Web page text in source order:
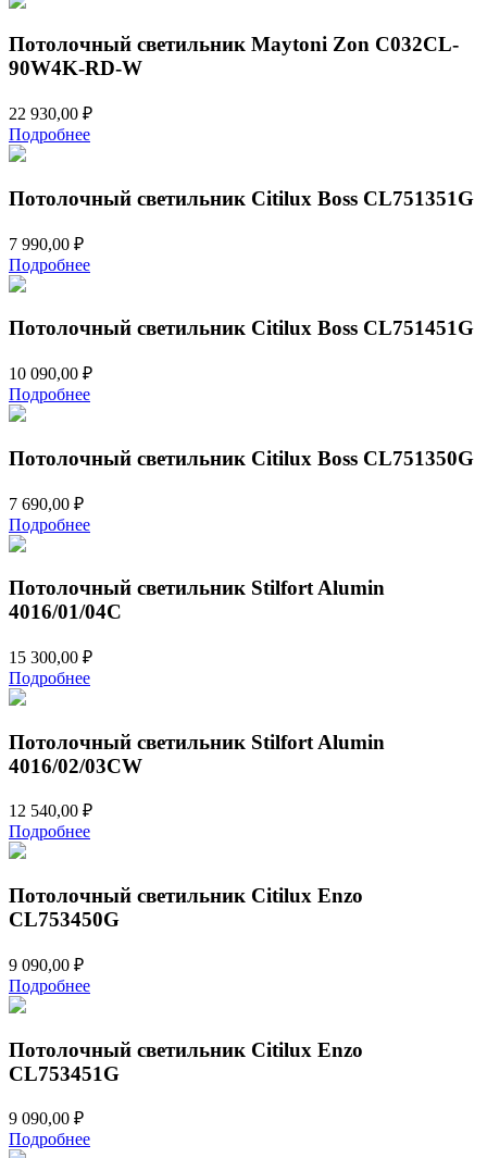
Потолочный светильник Maytoni Zon C032CL-
90W4K-RD-W
22 930,00 ₽
Подробнее
Потолочный светильник Citilux Boss CL751351G
7 990,00 ₽
Подробнее
Потолочный светильник Citilux Boss CL751451G
10 090,00 ₽
Подробнее
Потолочный светильник Citilux Boss CL751350G
7 690,00 ₽
Подробнее
Потолочный светильник Stilfort Alumin
4016/01/04C
15 300,00 ₽
Подробнее
Потолочный светильник Stilfort Alumin
4016/02/03CW
12 540,00 ₽
Подробнее
Потолочный светильник Citilux Enzo
CL753450G
9 090,00 ₽
Подробнее
Потолочный светильник Citilux Enzo
CL753451G
9 090,00 ₽
Подробнее